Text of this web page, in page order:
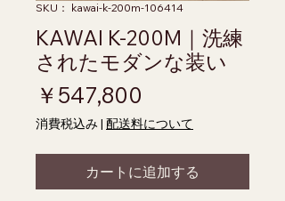
SKU： kawai-k-200m-106414
KAWAI K-200M｜洗練
されたモダンな装い
￥547,800
消費税込み | 配送料について
カートに追加する